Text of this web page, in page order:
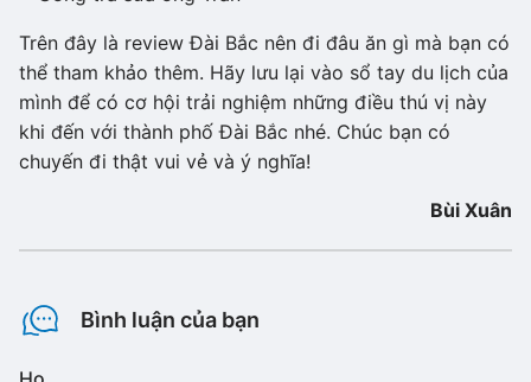
Trên đây là review Đài Bắc nên đi đâu ăn gì mà bạn có
thể tham khảo thêm. Hãy lưu lại vào sổ tay du lịch của
mình để có cơ hội trải nghiệm những điều thú vị này
khi đến với thành phố Đài Bắc nhé. Chúc bạn có
chuyến đi thật vui vẻ và ý nghĩa!
Bùi Xuân
Bình luận của bạn